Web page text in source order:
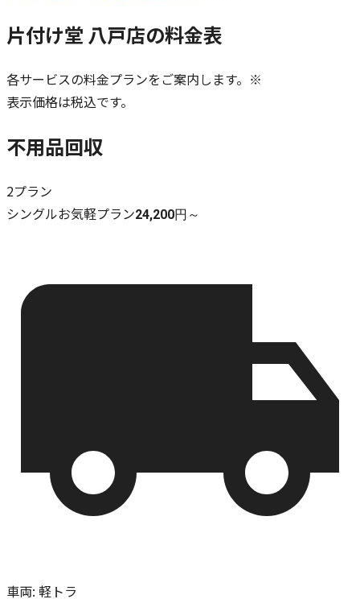
片付け堂 八戸店の料金表
各サービスの料金プランをご案内します。※
表示価格は税込です。
不用品回収
2プラン
シングルお気軽プラン24,200円～
車両: 軽トラ